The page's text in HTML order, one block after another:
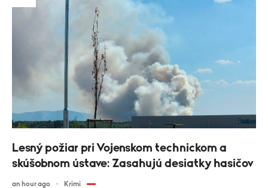
Lesný požiar pri Vojenskom technickom a
skúšobnom ústave: Zasahujú desiatky hasičov
an hour ago Krimi